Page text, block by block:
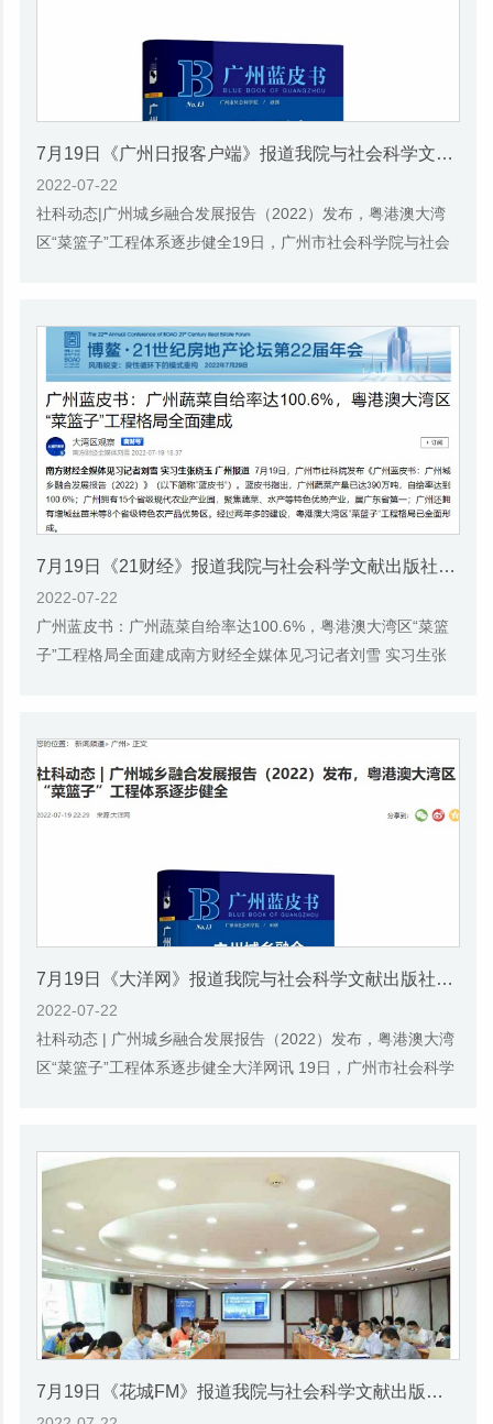
7月19日《广州日报客户端》报道我院与社会科学文献出版社联合发布《广州蓝皮书：广州城乡融合发展报告(2022)》的媒体文章
2022-07-22
社科动态|广州城乡融合发展报告（2022）发布，粤港澳大湾
区“菜篮子”工程体系逐步健全19日，广州市社会科学院与社会
7月19日《21财经》报道我院与社会科学文献出版社联合发布《广州蓝皮书：广州城乡融合发展报告(2022)》的媒体文章
2022-07-22
广州蓝皮书：广州蔬菜自给率达100.6%，粤港澳大湾区“菜篮
子”工程格局全面建成南方财经全媒体见习记者刘雪 实习生张
7月19日《大洋网》报道我院与社会科学文献出版社联合发布《广州蓝皮书：广州城乡融合发展报告(2022)》的媒体文章
2022-07-22
社科动态 | 广州城乡融合发展报告（2022）发布，粤港澳大湾
区“菜篮子”工程体系逐步健全大洋网讯 19日，广州市社会科学
7月19日《花城FM》报道我院与社会科学文献出版社联合发布《广州蓝皮书：广州城乡融合发展报告(2022)》的媒体文章